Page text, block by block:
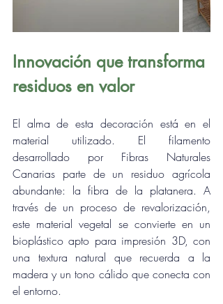
Innovación que transforma
residuos en valor
El alma de esta decoración está en el
material utilizado. El filamento
desarrollado por Fibras Naturales
Canarias parte de un residuo agrícola
abundante: la fibra de la platanera. A
través de un proceso de revalorización,
este material vegetal se convierte en un
bioplástico apto para impresión 3D, con
una textura natural que recuerda a la
madera y un tono cálido que conecta con
el entorno.